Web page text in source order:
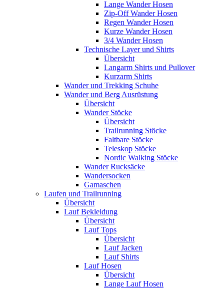
Lange Wander Hosen
Zip-Off Wander Hosen
Regen Wander Hosen
Kurze Wander Hosen
3/4 Wander Hosen
Technische Layer und Shirts
Übersicht
Langarm Shirts und Pullover
Kurzarm Shirts
Wander und Trekking Schuhe
Wander und Berg Ausrüstung
Übersicht
Wander Stöcke
Übersicht
Trailrunning Stöcke
Faltbare Stöcke
Teleskop Stöcke
Nordic Walking Stöcke
Wander Rucksäcke
Wandersocken
Gamaschen
Laufen und Trailrunning
Übersicht
Lauf Bekleidung
Übersicht
Lauf Tops
Übersicht
Lauf Jacken
Lauf Shirts
Lauf Hosen
Übersicht
Lange Lauf Hosen